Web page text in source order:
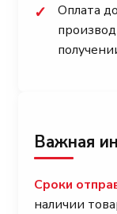
✓
Оплата
Важная
Сроки
наличии